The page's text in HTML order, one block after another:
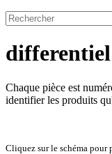
differentiel
Chaque pièce est
identifier les produits
Cliquez sur le schéma pour